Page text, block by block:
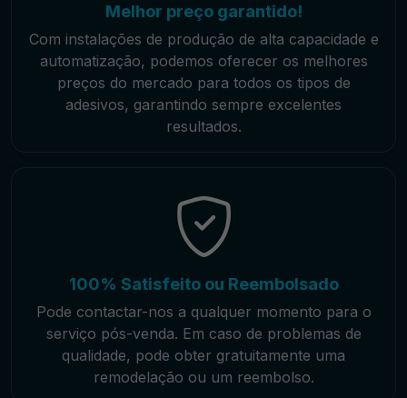
Melhor preço garantido!
Com instalações de produção de alta capacidade e
automatização, podemos oferecer os melhores
preços do mercado para todos os tipos de
adesivos, garantindo sempre excelentes
resultados.
100% Satisfeito ou Reembolsado
Pode contactar-nos a qualquer momento para o
serviço pós-venda. Em caso de problemas de
qualidade, pode obter gratuitamente uma
remodelação ou um reembolso.